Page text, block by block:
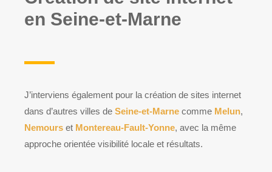
en Seine-et-Marne
J’interviens également pour la création de sites internet
dans d’autres villes de Seine-et-Marne comme Melun,
Nemours et Montereau-Fault-Yonne, avec la même
approche orientée visibilité locale et résultats.